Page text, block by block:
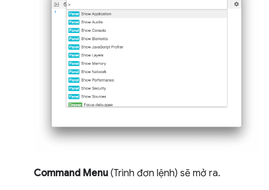
Command Menu (Trình đơn lệnh) sẽ mở ra.